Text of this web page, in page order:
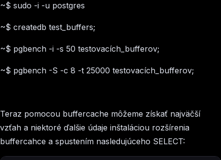
~$ sudo -i -u postgres
~$ createdb test_buffers;
~$ pgbench -i -s 50 testovacích_bufferov;
~$ pgbench -S -c 8 -t 25000 testovacích_bufferov;
Teraz pomocou buffercache môžeme získať najväčší
vzťah a niektoré ďalšie údaje inštaláciou rozšírenia
buffercahce a spustením nasledujúceho SELECT: